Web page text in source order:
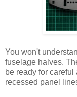
You won't
fuselage halves.
be ready for
recessed panel